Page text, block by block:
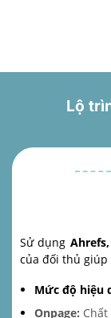
Lộ
Sử dụng
của đối thủ giúp
Mức độ hiệu
Onpage: